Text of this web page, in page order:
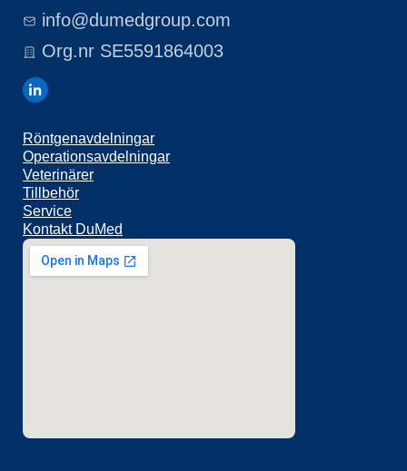
info@dumedgroup.com
Org.nr SE5591864003
Röntgenavdelningar
Operationsavdelningar
Veterinärer
Tillbehör
Service
Kontakt DuMed